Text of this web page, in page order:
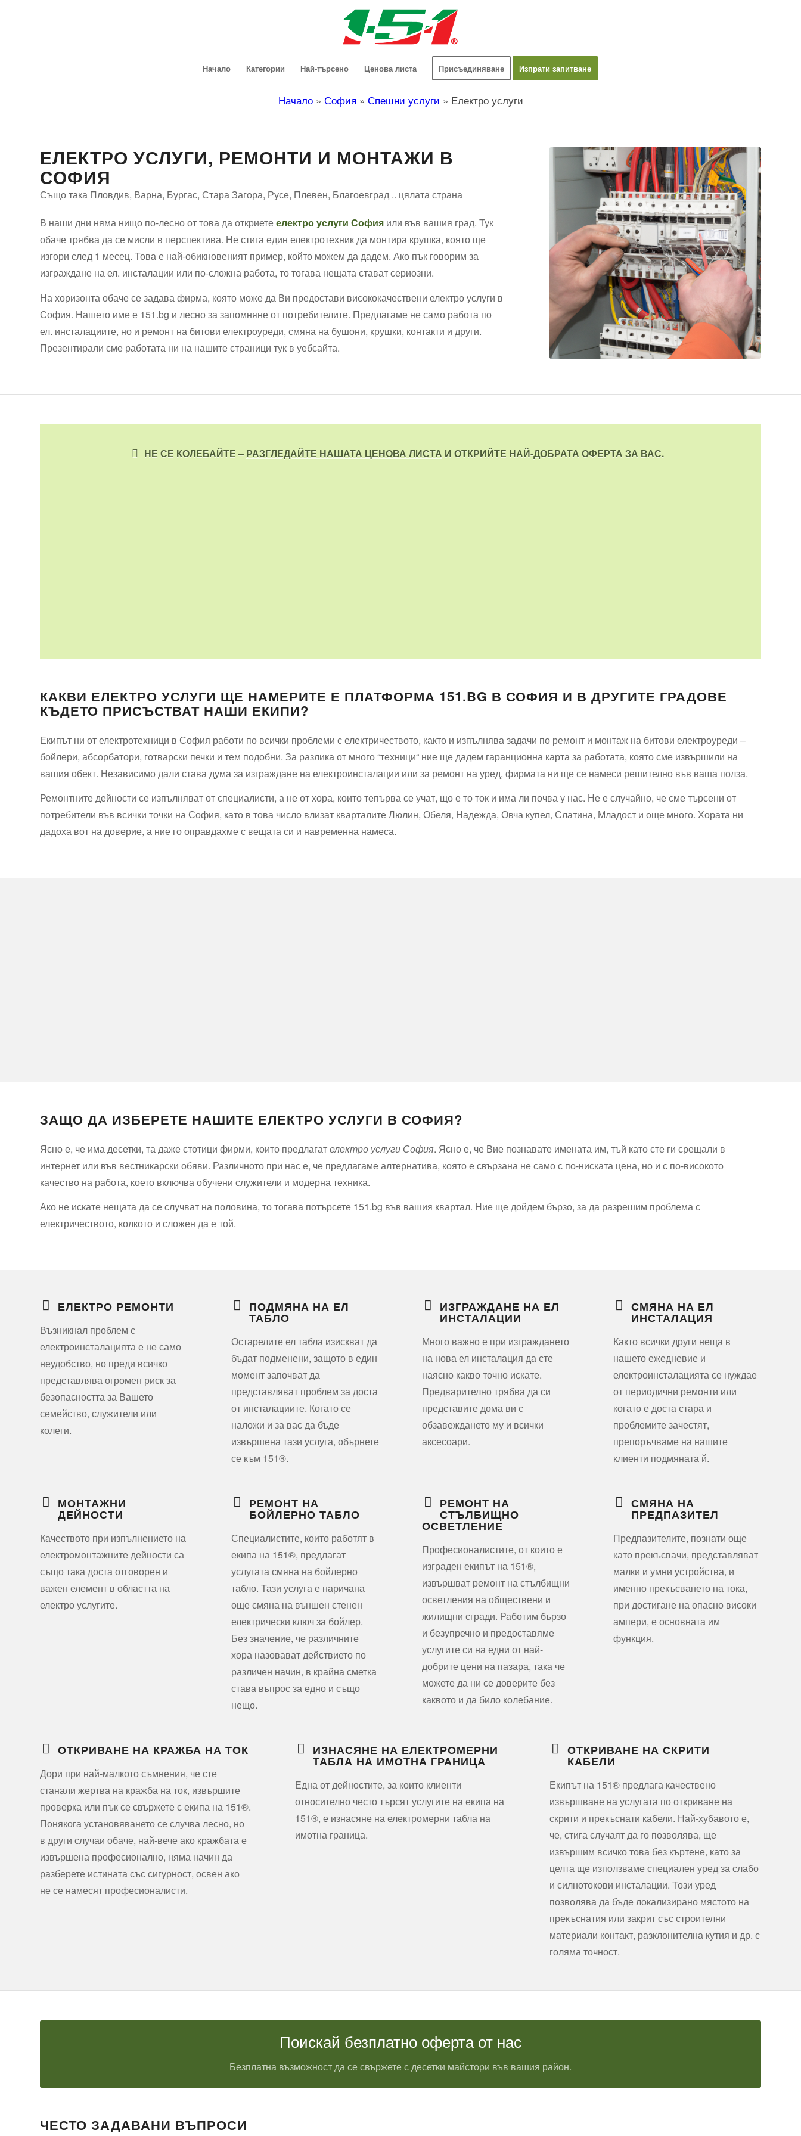
Начало Категории Най-търсено Ценова листа Присъединяване Изпрати запитване
Начало» София » Спешни услуги » Електро услуги
ЕЛЕКТРО УСЛУГИ, РЕМОНТИ И МОНТАЖИ В
СОФИЯ
Също така Пловдив, Варна, Бургас, Стара Загора, Русе, Плевен, Благоевград .. цялата страна
В наши дни няма нищо по-лесно от това да откриетеелектро услуги София или във вашия град. Тук
обаче трябва да се мисли в перспектива. Не стига един електротехник да монтира крушка, която ще
изгори след 1 месец. Това е най-обикновеният пример, който можем да дадем. Ако пък говорим за
изграждане на ел. инсталации или по-сложна работа, то тогава нещата стават сериозни.
На хоризонта обаче се задава фирма, която може да Ви предостави висококачествени електро услуги в
София. Нашето име е 151.bg и лесно за запомняне от потребителите. Предлагаме не само работа по
ел. инсталациите, но и ремонт на битови електроуреди, смяна на бушони, крушки, контакти и други.
Презентирали сме работата ни на нашите страници тук в уебсайта.
НЕ СЕ КОЛЕБАЙТЕ – РАЗГЛЕДАЙТЕ НАШАТА ЦЕНОВА ЛИСТА И ОТКРИЙТЕ НАЙ-ДОБРАТА ОФЕРТА ЗА ВАС.
КАКВИ ЕЛЕКТРО УСЛУГИ ЩЕ НАМЕРИТЕ Е ПЛАТФОРМА 151.BG В СОФИЯ И В ДРУГИТЕ ГРАДОВЕ
КЪДЕТО ПРИСЪСТВАТ НАШИ ЕКИПИ?
Екипът ни от електротехници в София работи по всички проблеми с електричеството, както и изпълнява задачи по ремонт и монтаж на битови електроуреди –
бойлери, абсорбатори, готварски печки и тем подобни. За разлика от много “техници“ ние ще дадем гаранционна карта за работата, която сме извършили на
вашия обект. Независимо дали става дума за изграждане на електроинсталации или за ремонт на уред, фирмата ни ще се намеси решително във ваша полза.
Ремонтните дейности се изпълняват от специалисти, а не от хора, които тепърва се учат, що е то ток и има ли почва у нас. Не е случайно, че сме търсени от
потребители във всички точки на София, като в това число влизат кварталите Люлин, Обеля, Надежда, Овча купел, Слатина, Младост и още много. Хората ни
дадоха вот на доверие, а ние го оправдахме с вещата си и навременна намеса.
ЗАЩО ДА ИЗБЕРЕТЕ НАШИТЕ ЕЛЕКТРО УСЛУГИ В СОФИЯ?
Ясно е, че има десетки, та даже стотици фирми, които предлагателектро услуги София. Ясно е, че Вие познавате имената им, тъй като сте ги срещали в
интернет или във вестникарски обяви. Различното при нас е, че предлагаме алтернатива, която е свързана не само с по-ниската цена, но и с по-високото
качество на работа, което включва обучени служители и модерна техника.
Ако не искате нещата да се случват на половина, то тогава потърсете 151.bg във вашия квартал. Ние ще дойдем бързо, за да разрешим проблема с
електричеството, колкото и сложен да е той.
ЕЛЕКТРО РЕМОНТИ
Възникнал проблем с
електроинсталацията е не само
неудобство, но преди всичко
представлява огромен риск за
безопасността за Вашето
семейство, служители или
колеги.
ПОДМЯНА НА ЕЛ
ТАБЛО
Остарелите ел табла изискват да
бъдат подменени, защото в един
момент започват да
представляват проблем за доста
от инсталациите. Когато се
наложи и за вас да бъде
извършена тази услуга, обърнете
се към 151®.
ИЗГРАЖДАНЕ НА ЕЛ
ИНСТАЛАЦИИ
Много важно е при изграждането
на нова ел инсталация да сте
наясно какво точно искате.
Предварително трябва да си
представите дома ви с
обзавеждането му и всички
аксесоари.
СМЯНА НА ЕЛ
ИНСТАЛАЦИЯ
Както всички други неща в
нашето ежедневие и
електроинсталацията се нуждае
от периодични ремонти или
когато е доста стара и
проблемите зачестят,
препоръчваме на нашите
клиенти подмяната й.
МОНТАЖНИ
ДЕЙНОСТИ
Качеството при изпълнението на
електромонтажните дейности са
също така доста отговорен и
важен елемент в областта на
електро услугите.
РЕМОНТ НА
БОЙЛЕРНО ТАБЛО
Специалистите, които работят в
екипа на 151®, предлагат
услугата смяна на бойлерно
табло. Тази услуга е наричана
още смяна на външен стенен
електрически ключ за бойлер.
Без значение, че различните
хора назовават действието по
различен начин, в крайна сметка
става въпрос за едно и също
нещо.
РЕМОНТ НА
СТЪЛБИЩНО
ОСВЕТЛЕНИЕ
Професионалистите, от които е
изграден екипът на 151®,
извършват ремонт на стълбищни
осветления на обществени и
жилищни сгради. Работим бързо
и безупречно и предоставяме
услугите си на едни от най-
добрите цени на пазара, така че
можете да ни се доверите без
каквото и да било колебание.
СМЯНА НА
ПРЕДПАЗИТЕЛ
Предпазителите, познати още
като прекъсвачи, представляват
малки и умни устройства, и
именно прекъсването на тока,
при достигане на опасно високи
ампери, е основната им
функция.
ОТКРИВАНЕ НА КРАЖБА НА ТОК
Дори при най-малкото съмнения, че сте
станали жертва на кражба на ток, извършите
проверка или пък се свържете с екипа на 151®.
Понякога установяването се случва лесно, но
в други случаи обаче, най-вече ако кражбата е
извършена професионално, няма начин да
разберете истината със сигурност, освен ако
не се намесят професионалисти.
ИЗНАСЯНЕ НА ЕЛЕКТРОМЕРНИ
ТАБЛА НА ИМОТНА ГРАНИЦА
Една от дейностите, за които клиенти
относително често търсят услугите на екипа на
151®, е изнасяне на електромерни табла на
имотна граница.
ОТКРИВАНЕ НА СКРИТИ
КАБЕЛИ
Екипът на 151® предлага качествено
извършване на услугата по откриване на
скрити и прекъснати кабели. Най-хубавото е,
че, стига случаят да го позволява, ще
извършим всичко това без къртене, като за
целта ще използваме специален уред за слабо
и силнотокови инсталации. Този уред
позволява да бъде локализирано мястото на
прекъснатия или закрит със строителни
материали контакт, разклонителна кутия и др. с
голяма точност.
Поискай безплатно оферта от нас
Безплатна възможност да се свържете с десетки майстори във вашия район.
ЧЕСТО ЗАДАВАНИ ВЪПРОСИ